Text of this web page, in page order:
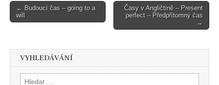
Post
navigation
← Budoucí čas – going to a
will
Časy v Angličtině – Present
perfect – Předpřítomný čas
→
VYHLEDÁVÁNÍ
Vyhledávání